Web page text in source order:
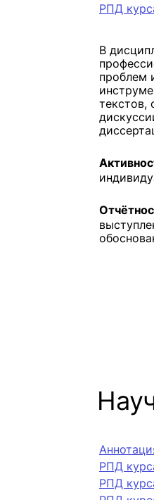
РПД
В
проблем
текстов,
РПД
РПД